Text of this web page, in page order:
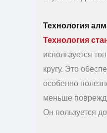
Технология
Технология
используется
кругу. Это
особенно
меньше
Он пользуется